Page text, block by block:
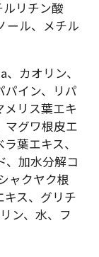
リチン酸
ール、メチル
カオリン、
パイン、リパ
リス葉エキ
マグワ根皮エ
葉エキス、
、加水分解コ
ャクヤク根
ス、グリチ
ン、水、フ